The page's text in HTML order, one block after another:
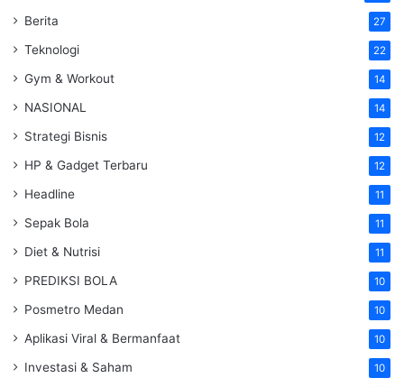
Berita 27
Teknologi 22
Gym & Workout 14
NASIONAL 14
Strategi Bisnis 12
HP & Gadget Terbaru 12
Headline 11
Sepak Bola 11
Diet & Nutrisi 11
PREDIKSI BOLA 10
Posmetro Medan 10
Aplikasi Viral & Bermanfaat 10
Investasi & Saham 10